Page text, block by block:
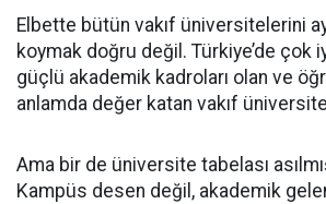
Elbette bütün vakıf üniversitelerini
koymak doğru değil. Türkiye’de çok
güçlü akademik kadroları olan ve
anlamda değer katan vakıf
Ama bir de üniversite tabelası
Kampüs desen değil, akademik